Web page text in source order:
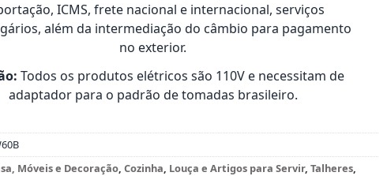
ICMS, frete nacional e internacional, serviços
além da intermediação do câmbio para pagamento
no exterior.
Todos os produtos elétricos são 110V e necessitam de
adaptador para o padrão de tomadas brasileiro.
Móveis e Decoração,Cozinha, Louça e Artigos para Servir,Talheres,